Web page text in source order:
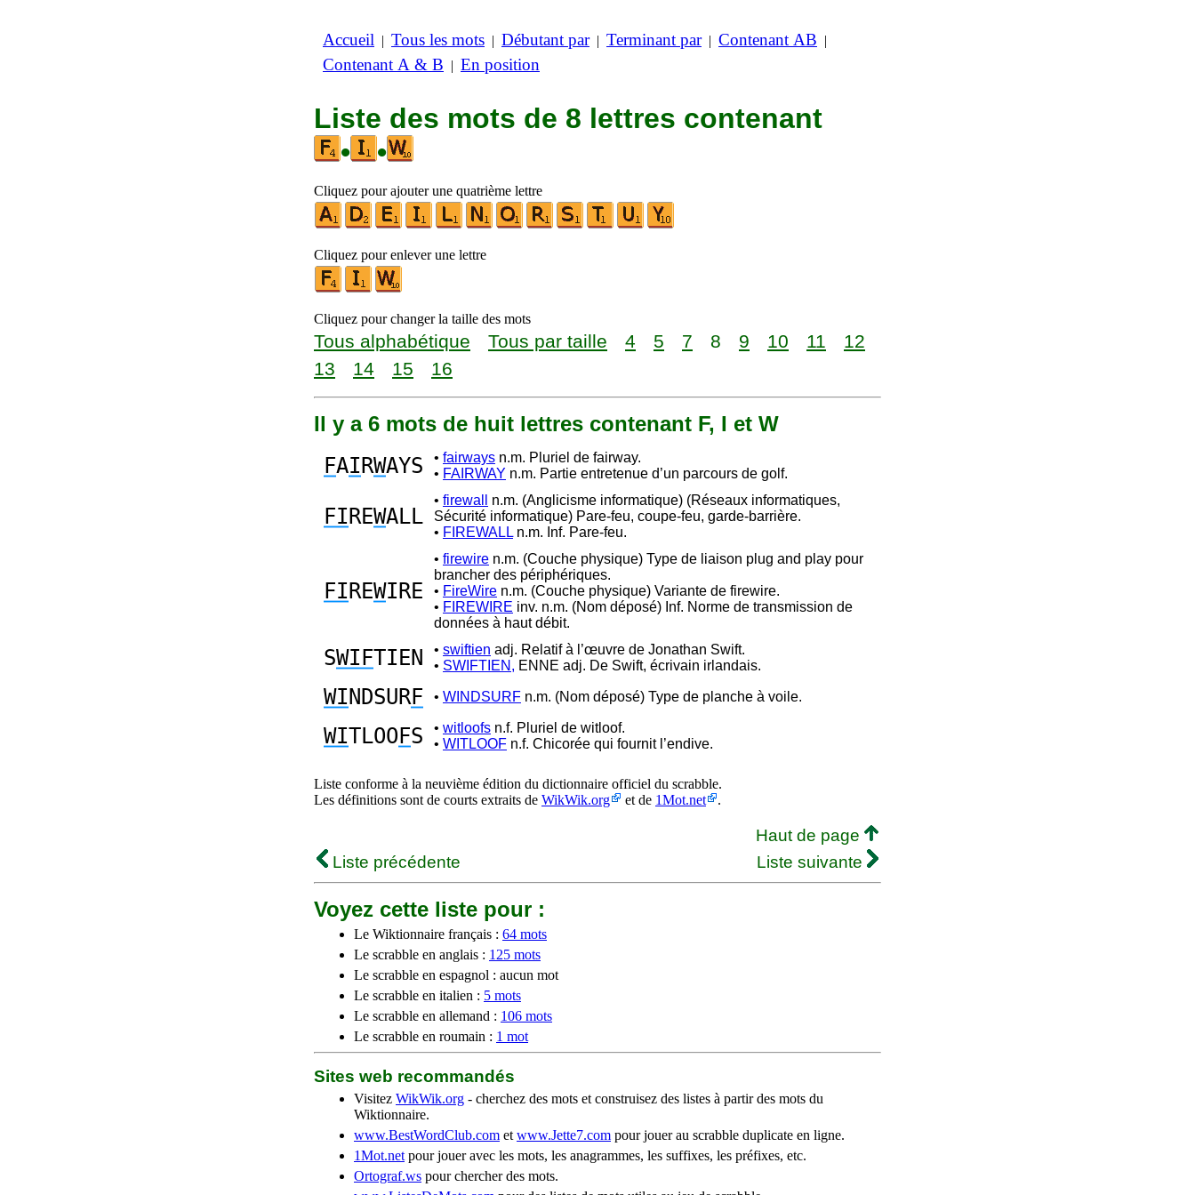
Accueil | Tous les mots | Débutant par| Terminant par| Contenant AB |
Contenant A & B | En position
Liste des mots de 8 lettres contenant
•
•
Cliquez pour ajouter une quatrième lettre
Cliquez pour enlever une lettre
Cliquez pour changer la taille des mots
Tous alphabétique Tous par taille 4 5 7 8 9 10 11
12
13
14 15 16
Il y a 6 mots de huit lettres contenant F, I et W
FAI RWAYS • fairways n.m. Pluriel de fairway.
• FAIRWAY n.m. Partie entretenue d’un parcours de golf.
FI REWALL
• firewall
n.m. (Anglicisme informatique) (Réseaux informatiques,
Sécurité informatique) Pare-feu, coupe-feu, garde-barrière.
• FIREWALL n.m. Inf. Pare-feu.
FI REWIRE
• firewire n.m. (Couche physique) Type de liaison plug and play pour
brancher des périphériques.
• FireWire n.m. (Couche physique) Variante de firewire.
• FIREWIRE inv. n.m. (Nom déposé) Inf. Norme de transmission de
données à haut débit.
SWIFTIEN • swiftien adj. Relatif à l’œuvre de Jonathan Swift.
• SWIFTIEN, ENNE adj. De Swift, écrivain irlandais.
WI NDSURF • WINDSURF n.m. (Nom déposé) Type de planche à voile.
WITLOO FS • witloofs n.f. Pluriel de witloof.
• WITLOOF n.f. Chicorée qui fournit l’endive.
Liste conforme à la neuvième édition du dictionnaire officiel du scrabble.
Les définitions sont de courts extraits de WikWik.org et de 1Mot.net .
Haut de page
Liste précédente
Liste suivante
Voyez cette liste pour :
Le Wiktionnaire français : 64 mots
Le scrabble en anglais : 125 mots
Le scrabble en espagnol : aucun mot
Le scrabble en italien : 5 mots
Le scrabble en allemand : 106 mots
Le scrabble en roumain : 1 mot
Sites web recommandés
Visitez WikWik.org - cherchez des mots et construisez des listes à partir des mots du
Wiktionnaire.
www.BestWordClub.com et www.Jette7.com pour jouer au scrabble duplicate en ligne.
1Mot.net pour jouer avec les mots, les anagrammes, les suffixes, les préfixes, etc.
Ortograf.ws pour chercher des mots.